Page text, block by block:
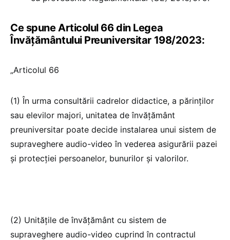
Ce spune Articolul 66 din Legea
Învățământului Preuniversitar 198/2023:
„Articolul 66
(1) În urma consultării cadrelor didactice, a părinților
sau elevilor majori, unitatea de învățământ
preuniversitar poate decide instalarea unui sistem de
supraveghere audio-video în vederea asigurării pazei
și protecției persoanelor, bunurilor și valorilor.
(2) Unitățile de învățământ cu sistem de
supraveghere audio-video cuprind în contractul